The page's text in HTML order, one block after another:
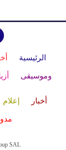
الرئيسية
وموسيقى
أخبار إعلام
SAL